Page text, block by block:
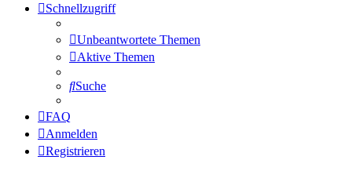
Schnellzugriff
Unbeantwortete Themen
Aktive Themen
Suche
FAQ
Anmelden
Registrieren